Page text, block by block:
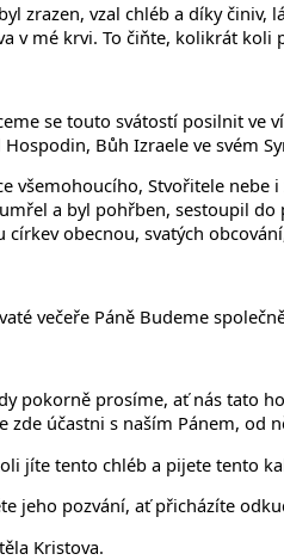
zrazen, vzal chléb a díky činiv,
v mé krvi. To čiňte, kolikrát
se touto svátostí posilnit ve
Bůh Izraele ve svém
všemohoucího, Stvořitele nebe
a byl pohřben, sestoupil
církev obecnou, svatých
večeře Páně Budeme
pokorně prosíme, ať nás tato
zde účastni s naším Pánem,
jíte tento chléb a pijete tento
jeho pozvání, ať přicházíte
Kristova.